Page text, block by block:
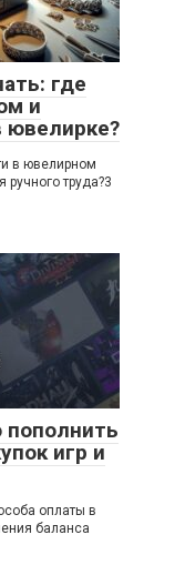
где
и
ювелирке?
в ювелирном
ручного труда?3
пополнить
игр и
оплаты в
баланса